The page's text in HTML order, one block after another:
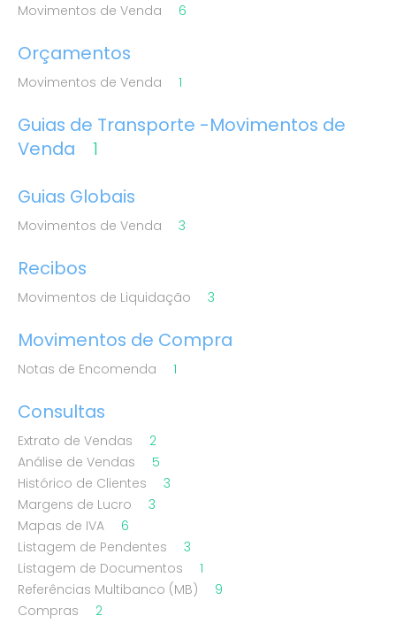
Movimentos de Venda 6
Orçamentos
Movimentos de Venda 1
Guias de Transporte -Movimentos de
Venda
1
Guias Globais
Movimentos de Venda 3
Recibos
Movimentos de Liquidação 3
Movimentos de Compra
Notas de Encomenda 1
Consultas
Extrato de Vendas
2
Análise de Vendas
5
Histórico de Clientes
3
Margens de Lucro
3
Mapas de IVA
6
Listagem de Pendentes
3
Listagem de Documentos
1
Referências Multibanco (MB)
9
Compras
2